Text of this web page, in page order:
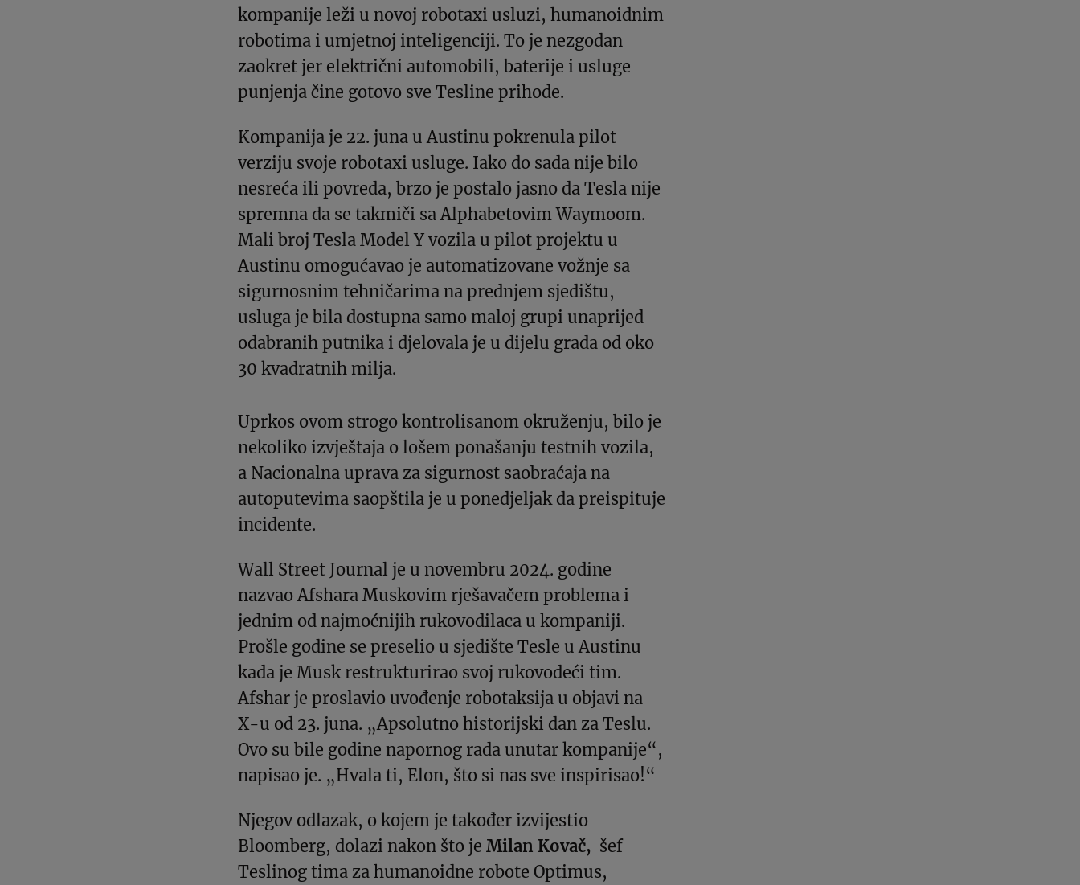
kompanije leži u novoj robotaxi usluzi, humanoidnim
robotima i umjetnoj inteligenciji. To je nezgodan
zaokret jer električni automobili, baterije i usluge
punjenja čine gotovo sve Tesline prihode.
Kompanija je 22. juna u Austinu pokrenula pilot
verziju svoje robotaxi usluge. Iako do sada nije bilo
nesreća ili povreda, brzo je postalo jasno da Tesla nije
spremna da se takmiči sa Alphabetovim Waymoom.
Mali broj Tesla Model Y vozila u pilot projektu u
Austinu omogućavao je automatizovane vožnje sa
sigurnosnim tehničarima na prednjem sjedištu,
usluga je bila dostupna samo maloj grupi unaprijed
odabranih putnika i djelovala je u dijelu grada od oko
30 kvadratnih milja.
Uprkos ovom strogo kontrolisanom okruženju, bilo je
nekoliko izvještaja o lošem ponašanju testnih vozila,
a Nacionalna uprava za sigurnost saobraćaja na
autoputevima saopštila je u ponedjeljak da preispituje
incidente.
Wall Street Journal je u novembru 2024. godine
nazvao Afshara Muskovim rješavačem problema i
jednim od najmoćnijih rukovodilaca u kompaniji.
Prošle godine se preselio u sjedište Tesle u Austinu
kada je Musk restrukturirao svoj rukovodeći tim.
Afshar je proslavio uvođenje robotaksija u objavi na
X-u od 23. juna. „Apsolutno historijski dan za Teslu.
Ovo su bile godine napornog rada unutar kompanije“,
napisao je. „Hvala ti, Elon, što si nas sve inspirisao!“
Njegov odlazak, o kojem je također izvijestio
Bloomberg, dolazi nakon što je Milan Kovač, šef
Teslinog tima za humanoidne robote Optimus,